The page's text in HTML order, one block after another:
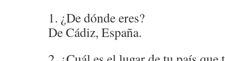
1. ¿De dónde eres?
De Cádiz, España.